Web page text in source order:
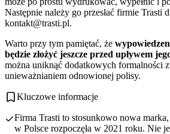
Następnie należy go przesłać firmie Trasti
kontakt@trasti.pl.
Warto przy tym pamiętać, że
będzie złożyć jeszcze przed upływem
można uniknąć dodatkowych formalności
unieważnianiem odnowionej polisy.
Kluczowe informacje
Firma Trasti to stosunkowo nowa
w Polsce rozpoczęła w 2021 roku. Nie